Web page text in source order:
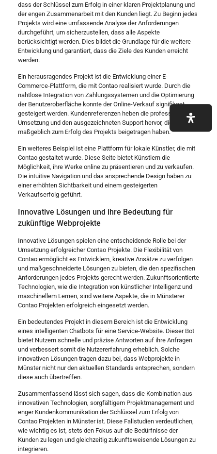
dass der Schlüssel zum Erfolg in einer klaren Projektplanung und
der engen Zusammenarbeit mit den Kunden liegt. Zu Beginn jedes
Projekts wird eine umfassende Analyse der Anforderungen
durchgeführt, um sicherzustellen, dass alle Aspekte
berücksichtigt werden. Dies bildet die Grundlage für die weitere
Entwicklung und garantiert, dass die Ziele des Kunden erreicht
werden.
Ein herausragendes Projekt ist die Entwicklung einer E-
Commerce-Plattform, die mit Contao realisiert wurde. Durch die
nahtlose Integration von Zahlungssystemen und die Optimierung
der Benutzeroberfläche konnte der Online-Verkauf signifikant
gesteigert werden. Kundenreferenzen heben die professionelle
Umsetzung und den ausgezeichneten Support hervor, die
maßgeblich zum Erfolg des Projekts beigetragen haben.
Ein weiteres Beispiel ist eine Plattform für lokale Künstler, die mit
Contao gestaltet wurde. Diese Seite bietet Künstlern die
Möglichkeit, ihre Werke online zu präsentieren und zu verkaufen.
Die intuitive Navigation und das ansprechende Design haben zu
einer erhöhten Sichtbarkeit und einem gesteigerten
Verkaufserfolg geführt.
Innovative Lösungen und ihre Bedeutung für
zukünftige Webprojekte
Innovative Lösungen spielen eine entscheidende Rolle bei der
Umsetzung erfolgreicher Contao Projekte. Die Flexibilität von
Contao ermöglicht es Entwicklern, kreative Ansätze zu verfolgen
und maßgeschneiderte Lösungen zu bieten, die den spezifischen
Anforderungen jedes Projekts gerecht werden. Zukunftsorientierte
Technologien, wie die Integration von künstlicher Intelligenz und
maschinellem Lernen, sind weitere Aspekte, die in Münsterer
Contao Projekten erfolgreich eingesetzt werden.
Ein bedeutendes Projekt in diesem Bereich ist die Entwicklung
eines intelligenten Chatbots für eine Service-Website. Dieser Bot
bietet Nutzern schnelle und präzise Antworten auf ihre Anfragen
und verbessert somit die Nutzererfahrung erheblich. Solche
innovativen Lösungen tragen dazu bei, dass Webprojekte in
Münster nicht nur den aktuellen Standards entsprechen, sondern
diese auch übertreffen.
Zusammenfassend lässt sich sagen, dass die Kombination aus
innovativen Technologien, sorgfältigem Projektmanagement und
enger Kundenkommunikation der Schlüssel zum Erfolg von
Contao Projekten in Münster ist. Diese Fallstudien verdeutlichen,
wie wichtig es ist, stets den Fokus auf die Bedürfnisse der
Kunden zu legen und gleichzeitig zukunftsweisende Lösungen zu
integrieren.